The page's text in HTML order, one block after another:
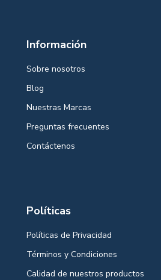
Información
Sobre nosotros
Blog
Nuestras Marcas
Preguntas frecuentes
Contáctenos
Políticas
Políticas de Privacidad
Términos y Condiciones
Calidad de nuestros productos